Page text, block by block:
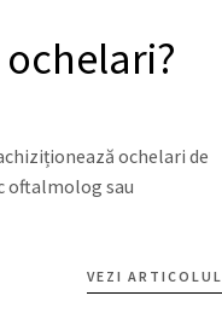
ochelari de
oftalmolog sau
VEZI ARTICOLUL